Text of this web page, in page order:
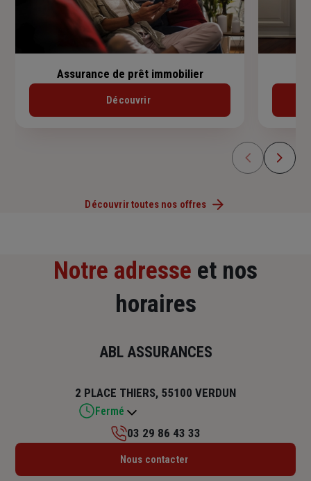
Assurance de prêt immobilier
Découvrir
Découvrir toutes nos offres
Notre adresse et nos
horaires
ABL ASSURANCES
2 PLACE THIERS, 55100 VERDUN
Fermé
Lundi : 14h – 18h
03 29 86 43 33
Nous contacter